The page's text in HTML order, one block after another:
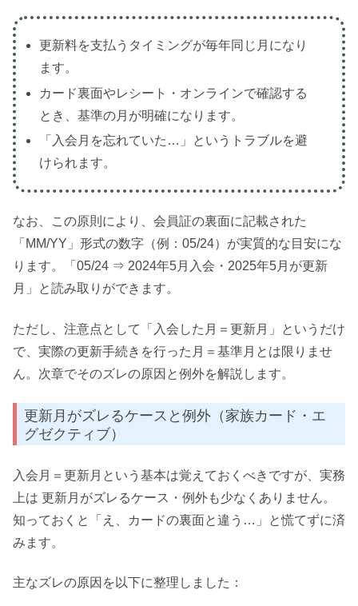
更新料を支払うタイミングが毎年同じ月になり
ます。
カード裏面やレシート・オンラインで確認する
とき、基準の月が明確になります。
「入会月を忘れていた…」というトラブルを避
けられます。
なお、この原則により、会員証の裏面に記載された
「MM/YY」形式の数字（例：05/24）が実質的な目安にな
ります。「05/24 ⇒ 2024年5月入会・2025年5月が更新
月」と読み取りができます。
ただし、注意点として「入会した月＝更新月」というだけ
で、実際の更新手続きを行った月＝基準月とは限りませ
ん。次章でそのズレの原因と例外を解説します。
更新月がズレるケースと例外（家族カード・エ
グゼクティブ）
入会月＝更新月という基本は覚えておくべきですが、実務
上は 更新月がズレるケース・例外も少なくありません。
知っておくと「え、カードの裏面と違う…」と慌てずに済
みます。
主なズレの原因を以下に整理しました：